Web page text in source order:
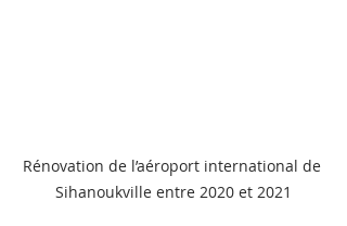
Rénovation de l’aéroport international de
Sihanoukville entre 2020 et 2021